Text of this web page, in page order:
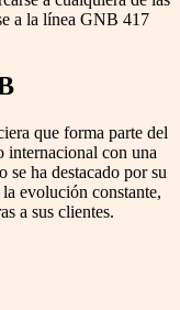
a la línea GNB 417
que forma parte del
con una
se ha destacado por su
evolución constante,
a sus clientes.